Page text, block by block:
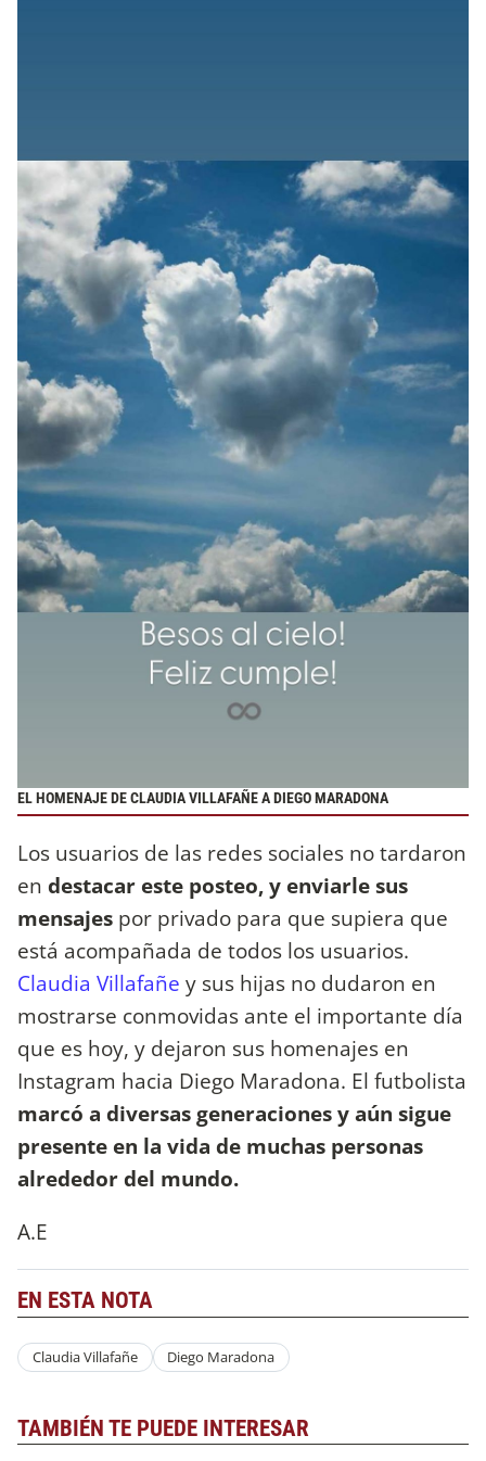
EL HOMENAJE DE CLAUDIA VILLAFAÑE A DIEGO MARADONA
Los usuarios de las redes sociales no tardaron
en destacar este posteo, y enviarle sus
mensajes por privado para que supiera que
está acompañada de todos los usuarios.
Claudia Villafañe y sus hijas no dudaron en
mostrarse conmovidas ante el importante día
que es hoy, y dejaron sus homenajes en
Instagram hacia Diego Maradona. El futbolista
marcó a diversas generaciones y aún sigue
presente en la vida de muchas personas
alrededor del mundo.
A.E
EN ESTA NOTA
Claudia Villafañe Diego Maradona
TAMBIÉN TE PUEDE INTERESAR